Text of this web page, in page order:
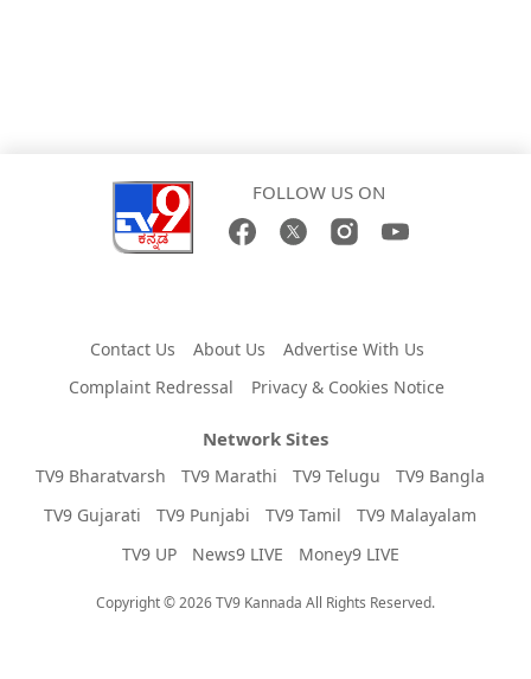
FOLLOW US ON
Contact Us About Us
Advertise With Us
Complaint Redressal
Privacy & Cookies Notice
Network Sites
TV9 Bharatvarsh TV9 Marathi TV9 Telugu
TV9 Bangla
TV9 Gujarati
TV9 Punjabi TV9 Tamil
TV9 Malayalam
TV9 UP
News9 LIVE Money9 LIVE
Copyright © 2026 TV9 Kannada All Rights Reserved.